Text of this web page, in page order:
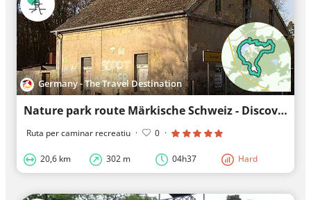
Germany - The Travel Destination
Nature park route Märkische Schweiz - Discovery tour
Ruta per caminar recreatiu · 0 ·
20,6 km 302 m 04h37 Hard